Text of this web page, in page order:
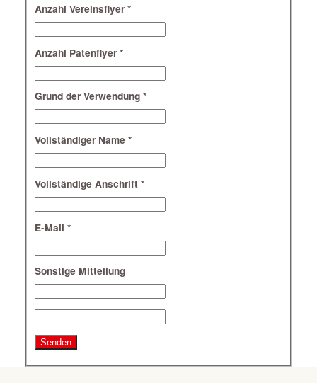
Anzahl Vereinsflyer *
Anzahl Patenflyer *
Grund der Verwendung *
Vollständiger Name *
Vollständige Anschrift *
E-Mail *
Sonstige Mitteilung